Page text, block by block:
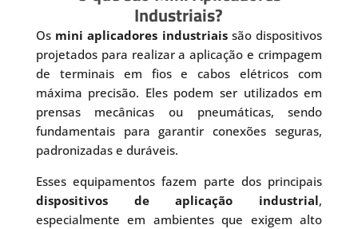
Industriais?
Os mini aplicadores industriaissão dispositivos
projetados para realizar a aplicação e crimpagem
de terminais em fios e cabos elétricos com
máxima precisão. Eles podem ser utilizados em
prensas mecânicas ou pneumáticas, sendo
fundamentais para garantir conexões seguras,
padronizadas e duráveis.
Esses equipamentos fazem parte dos principais
dispositivos de aplicação industrial,
especialmente em ambientes que exigem alto